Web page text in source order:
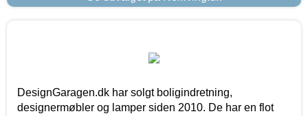
DesignGaragen.dk har solgt boligindretning,
designermøbler og lamper siden 2010. De har en flot